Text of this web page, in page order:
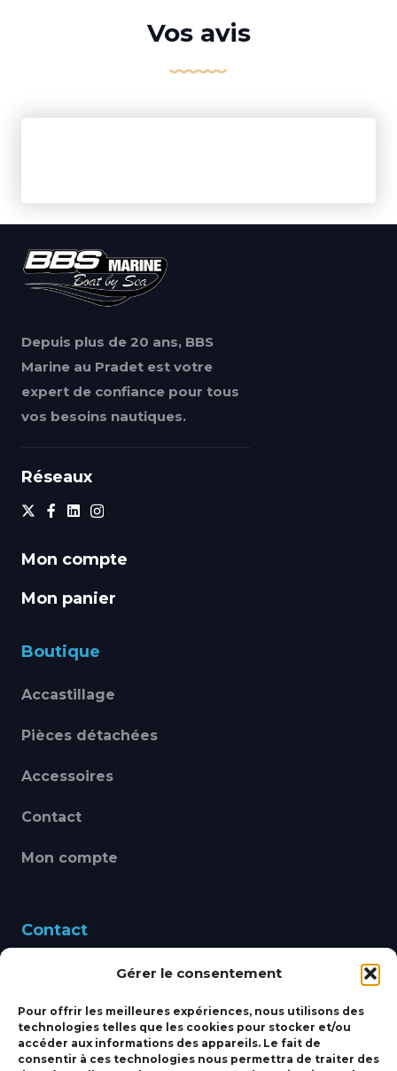
Gérer le consentement
Pour offrir les meilleures expériences, nous utilisons des
technologies telles que les cookies pour stocker et/ou
accéder aux informations des appareils. Le fait de
consentir à ces technologies nous permettra de traiter des
Vos avis
Depuis plus de 20 ans, BBS
Marine au Pradet est votre
expert de confiance pour tous
vos besoins nautiques.
Réseaux
Mon compte
Mon panier
Boutique
Accastillage
Pièces détachées
Accessoires
Contact
Mon compte
Contact
460 Avenue Alain Le
bbsmarine@bbs-
marine.fr